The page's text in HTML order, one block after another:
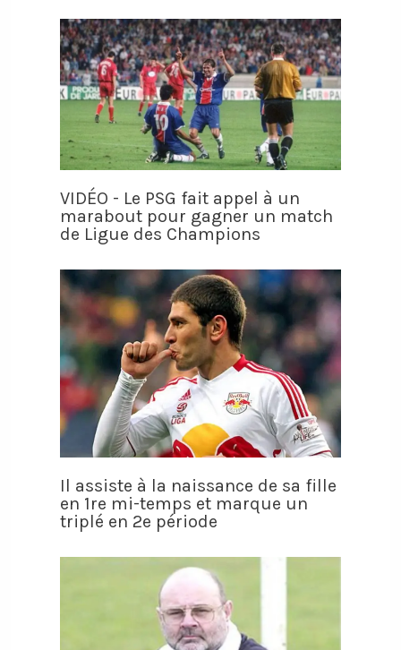
VIDÉO - Le PSG fait appel à un
marabout pour gagner un match
de Ligue des Champions
Il assiste à la naissance de sa fille
en 1re mi-temps et marque un
triplé en 2e période